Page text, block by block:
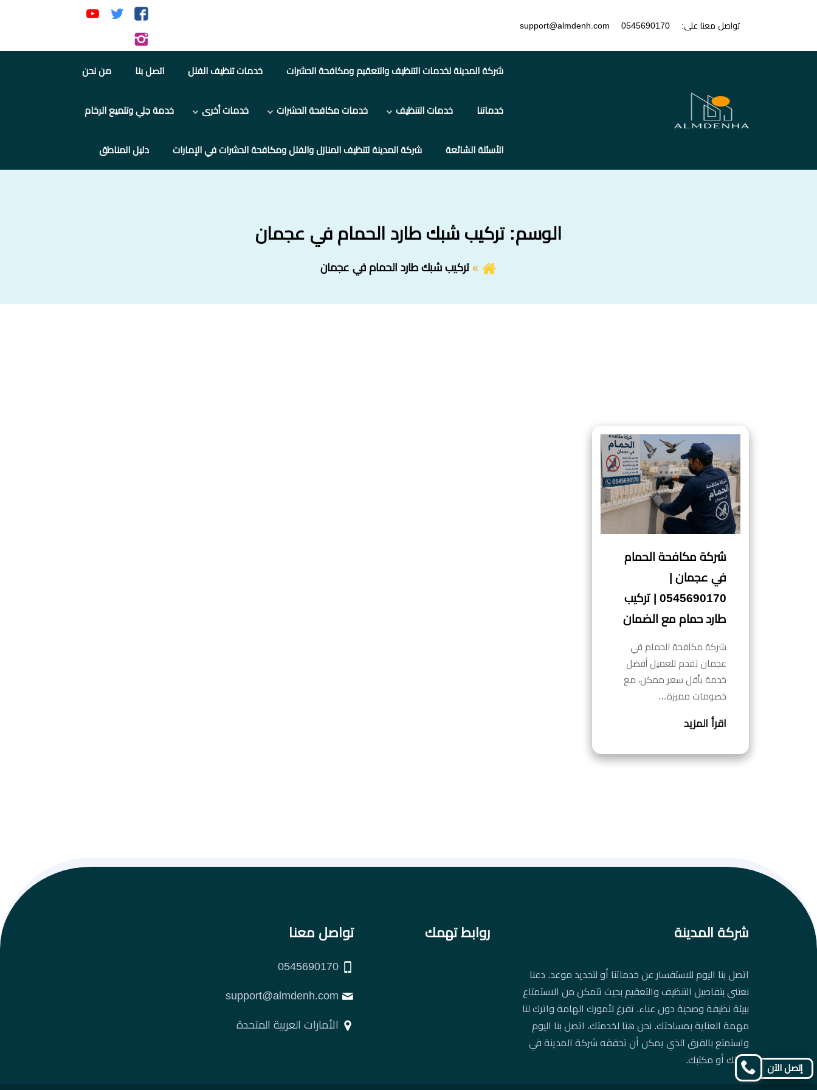
تواصل معنا على: 0545690170
support@almdenh.com
تابعنا
فيسبوك
تابعنا
تويتر يوتيوب
إنستجرام
شركة المدينة لخدمات التنظيف والتعقيم ومكافحة الحشرات خدمات تنظيف الفلل اتصل بنا من نحن
خدماتنا خدمات التنظيف خدمات مكافحة الحشرات خدمات أخرى خدمة جلي وتلميع الرخام
الأسئلة الشائعة شركة المدينة لتنظيف المنازل والفلل ومكافحة الحشرات في الإمارات دليل المناطق
الوسم:تركيب شبك طارد الحمام في عجمان
تركيب شبك طارد الحمام في عجمان
شركة مكافحة الحمام
في عجمان |
0545690170 | تركيب
طارد حمام مع الضمان
شركة مكافحة الحمام في
عجمان تقدم للعميل أفضل
خدمة بأقل سعر ممكن، مع
خصومات مميزة…
اقرأ المزيد
شركة المدينة
اتصل بنا اليوم للاستفسار عن خدماتنا أو لتحديد موعد. دعنا
نعتني بتفاصيل التنظيف والتعقيم بحيث تتمكن من الاستمتاع
ببيئة نظيفة وصحية دون عناء. تفرغ لأمورك الهامة واترك لنا
مهمة العناية بمساحتك. نحن هنا لخدمتك، اتصل بنا اليوم
واستمتع بالفرق الذي يمكن أن تحققه شركة المدينة في
منزلك أو مكتبك.
روابط تهمك تواصل معنا
الأمارات العربية المتحدة
إتصل الآن